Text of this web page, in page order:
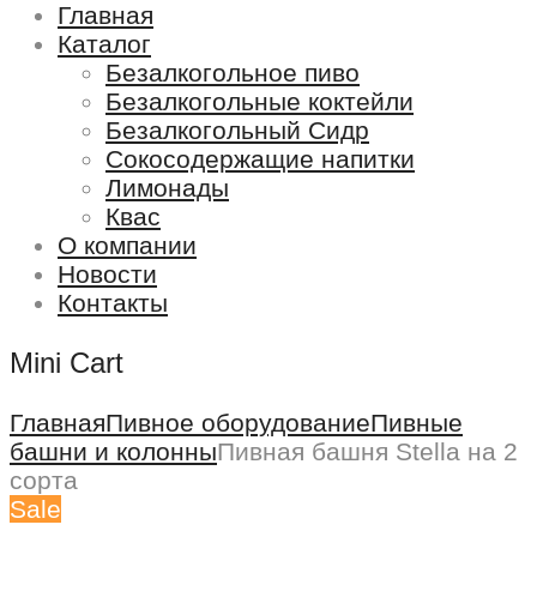
Главная
Каталог
Безалкогольное пиво
Безалкогольные коктейли
Безалкогольный Сидр
Сокосодержащие напитки
Лимонады
Квас
О компании
Новости
Контакты
Mini Cart
ГлавнаяПивное оборудованиеПивные
башни и колонныПивная башня Stella на 2
сорта
Sale